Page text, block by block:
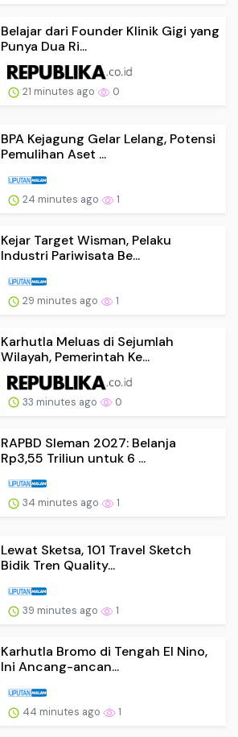
Belajar dari Founder Klinik Gigi yang
Punya Dua Ri...
21 minutes ago 0
BPA Kejagung Gelar Lelang, Potensi
Pemulihan Aset ...
24 minutes ago 1
Kejar Target Wisman, Pelaku
Industri Pariwisata Be...
29 minutes ago 1
Karhutla Meluas di Sejumlah
Wilayah, Pemerintah Ke...
33 minutes ago 0
RAPBD Sleman 2027: Belanja
Rp3,55 Triliun untuk 6 ...
34 minutes ago 1
Lewat Sketsa, 101 Travel Sketch
Bidik Tren Quality...
39 minutes ago 1
Karhutla Bromo di Tengah El Nino,
Ini Ancang-ancan...
44 minutes ago 1